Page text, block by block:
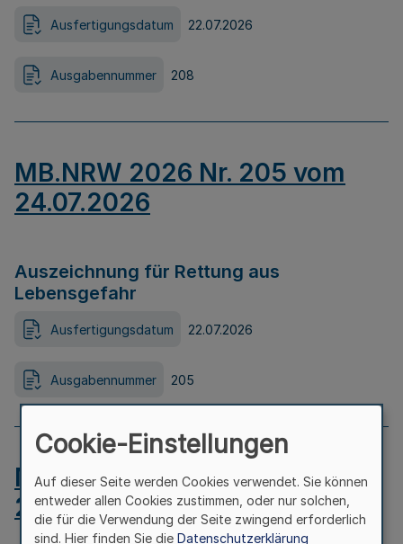
Ausfertigungsdatum 22.07.2026
Ausgabennummer 208
MB.NRW 2026 Nr. 205 vom
24.07.2026
Auszeichnung für Rettung aus
Lebensgefahr
Ausfertigungsdatum 22.07.2026
Ausgabennummer 205
MB.NRW 2026 Nr. 204 vom
24.07.2026
Cookie-Einstellungen
Auf dieser Seite werden Cookies verwendet. Sie können
entweder allen Cookies zustimmen, oder nur solchen,
die für die Verwendung der Seite zwingend erforderlich
sind. Hier finden Sie die Datenschutzerklärung